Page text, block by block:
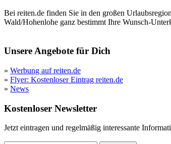
Bei reiten.de finden Sie in den großen
Wald/Hohenlohe ganz bestimmt Ihre Wunsch-
Unsere Angebote für Dich
» Werbung auf reiten.de
» Flyer: Kostenloser Eintrag reiten.de
» News
Kostenloser Newsletter
Jetzt eintragen und regelmäßig interessante